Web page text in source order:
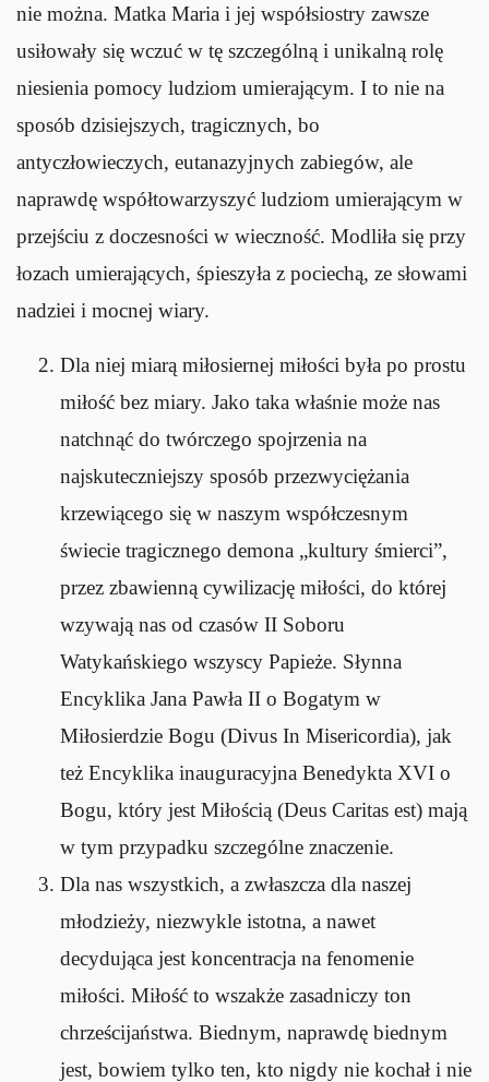
nie można. Matka Maria i jej współsiostry zawsze
usiłowały się wczuć w tę szczególną i unikalną rolę
niesienia pomocy ludziom umierającym. I to nie na
sposób dzisiejszych, tragicznych, bo
antyczłowieczych, eutanazyjnych zabiegów, ale
naprawdę współtowarzyszyć ludziom umierającym w
przejściu z doczesności w wieczność. Modliła się przy
łozach umierających, śpieszyła z pociechą, ze słowami
nadziei i mocnej wiary.
Dla niej miarą miłosiernej miłości była po prostu
miłość bez miary. Jako taka właśnie może nas
natchnąć do twórczego spojrzenia na
najskuteczniejszy sposób przezwyciężania
krzewiącego się w naszym współczesnym
świecie tragicznego demona „kultury śmierci”,
przez zbawienną cywilizację miłości, do której
wzywają nas od czasów II Soboru
Watykańskiego wszyscy Papieże. Słynna
Encyklika Jana Pawła II o Bogatym w
Miłosierdzie Bogu (Divus In Misericordia), jak
też Encyklika inauguracyjna Benedykta XVI o
Bogu, który jest Miłością (Deus Caritas est) mają
w tym przypadku szczególne znaczenie.
Dla nas wszystkich, a zwłaszcza dla naszej
młodzieży, niezwykle istotna, a nawet
decydująca jest koncentracja na fenomenie
miłości. Miłość to wszakże zasadniczy ton
chrześcijaństwa. Biednym, naprawdę biednym
jest, bowiem tylko ten, kto nigdy nie kochał i nie